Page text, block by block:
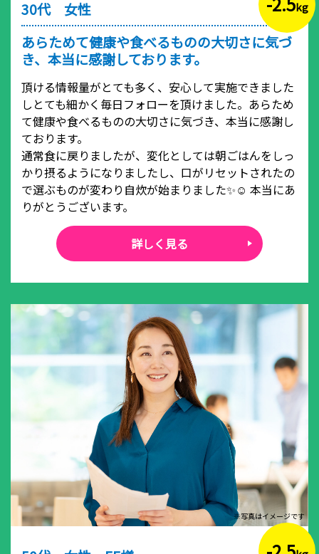
kg
30代 女性
あらためて健康や食べるものの大切さに気づ
き、本当に感謝しております。
頂ける情報量がとても多く、安心して実施できました
しとても細かく毎日フォローを頂けました。あらため
て健康や食べるものの大切さに気づき、本当に感謝し
ております。
通常食に戻りましたが、変化としては朝ごはんをしっ
かり摂るようになりましたし、口がリセットされたの
で選ぶものが変わり自炊が始まりました✨☺️ 本当にあ
りがとうございます。
詳しく見る
※写真はイメージです